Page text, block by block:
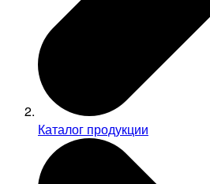
Каталог продукции